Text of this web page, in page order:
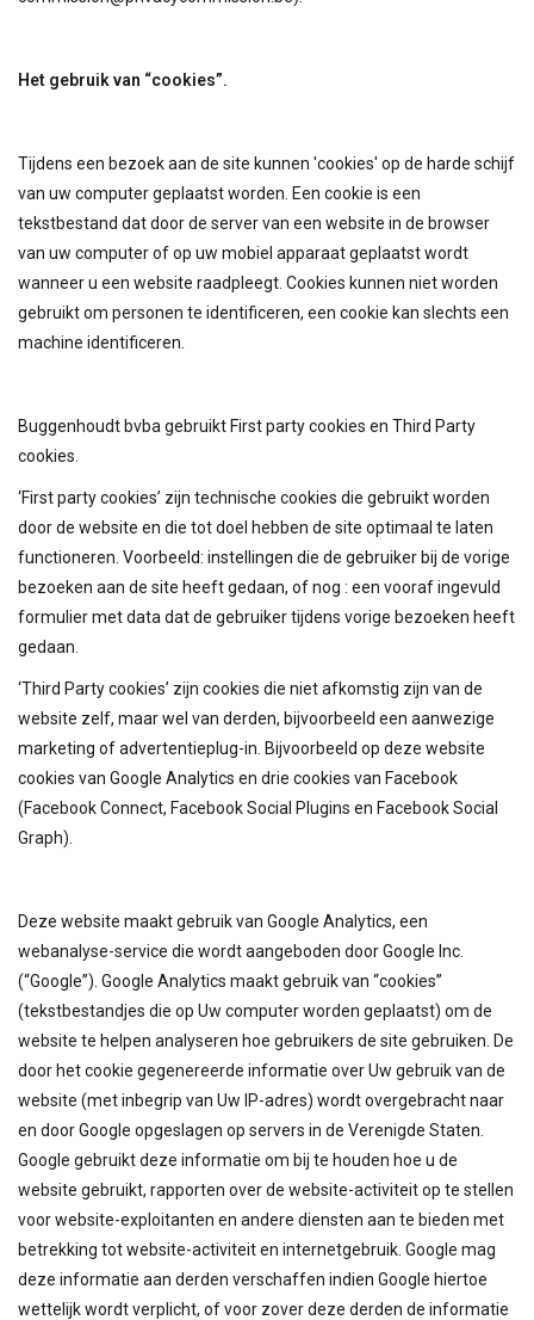
Het gebruik van “cookies”.
Tijdens een bezoek aan de site kunnen 'cookies' op de harde schijf
van uw computer geplaatst worden. Een cookie is een
tekstbestand dat door de server van een website in de browser
van uw computer of op uw mobiel apparaat geplaatst wordt
wanneer u een website raadpleegt. Cookies kunnen niet worden
gebruikt om personen te identificeren, een cookie kan slechts een
machine identificeren.
Buggenhoudt bvba gebruikt First party cookies en Third Party
cookies.
‘First party cookies’ zijn technische cookies die gebruikt worden
door de website en die tot doel hebben de site optimaal te laten
functioneren. Voorbeeld: instellingen die de gebruiker bij de vorige
bezoeken aan de site heeft gedaan, of nog : een vooraf ingevuld
formulier met data dat de gebruiker tijdens vorige bezoeken heeft
gedaan.
‘Third Party cookies’ zijn cookies die niet afkomstig zijn van de
website zelf, maar wel van derden, bijvoorbeeld een aanwezige
marketing of advertentieplug-in. Bijvoorbeeld op deze website
cookies van Google Analytics en drie cookies van Facebook
(Facebook Connect, Facebook Social Plugins en Facebook Social
Graph).
Deze website maakt gebruik van Google Analytics, een
webanalyse-service die wordt aangeboden door Google Inc.
(“Google”). Google Analytics maakt gebruik van “cookies”
(tekstbestandjes die op Uw computer worden geplaatst) om de
website te helpen analyseren hoe gebruikers de site gebruiken. De
door het cookie gegenereerde informatie over Uw gebruik van de
website (met inbegrip van Uw IP-adres) wordt overgebracht naar
en door Google opgeslagen op servers in de Verenigde Staten.
Google gebruikt deze informatie om bij te houden hoe u de
website gebruikt, rapporten over de website-activiteit op te stellen
voor website-exploitanten en andere diensten aan te bieden met
betrekking tot website-activiteit en internetgebruik. Google mag
deze informatie aan derden verschaffen indien Google hiertoe
wettelijk wordt verplicht, of voor zover deze derden de informatie